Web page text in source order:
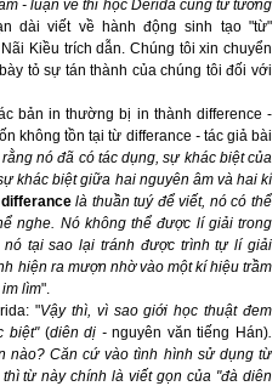
- luận về thi học Derida cùng tư tưởng
dài viết về hành động sinh tạo "từ"
Kiều trích dẫn. Chúng tôi xin chuyển
tỏ sự tán thành của chúng tôi đối với
bản in thường bị in thành difference -
không tồn tại từ differance - tác giả bài
nó đã có tác dụng, sự khác biệt của
khác biệt giữa hai nguyên âm và hai kí
differancelà thuần tuý để viết, nó có thể
nghe. Nó không thể được lí giải trong
tại sao lại tránh được trình tự lí giải
hiện ra mượn nhờ vào một kí hiệu trầm
lìm".
"Vậy thì, vì sao giới học thuật đem
biệt" (diên dị -nguyên văn tiếng Hán).
nào? Căn cứ vào tình hình sử dụng từ
từ này chính là viết gọn của "đà diên